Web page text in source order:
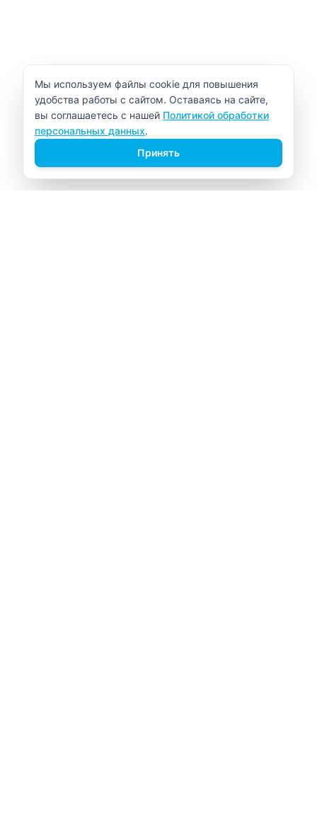
Уведомление об использовании cookie
Мы используем файлы cookie для повышения
удобства работы с сайтом. Оставаясь на сайте,
вы соглашаетесь с нашей Политикой обработки
персональных данных.
Принять